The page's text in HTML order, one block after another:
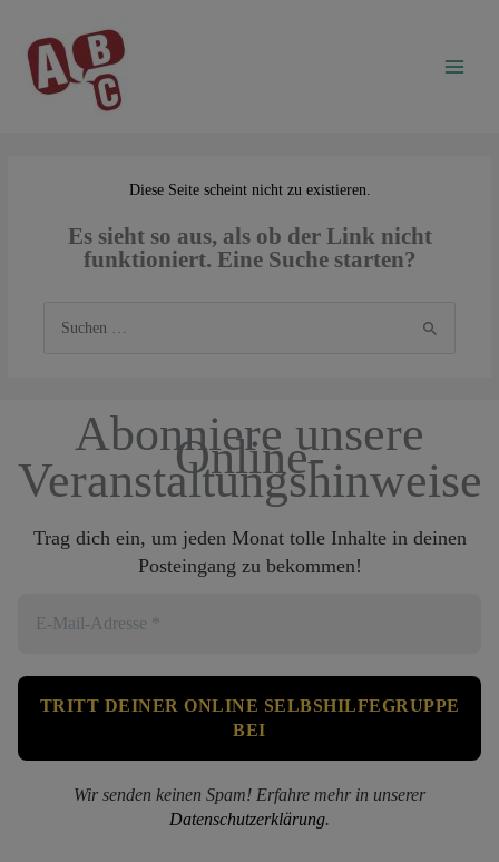
springen
Diese Seite scheint nicht zu existieren.
Es sieht so aus, als ob der Link nicht
funktioniert. Eine Suche starten?
Suchen
Abonniere unsere
Online-
Veranstaltungshinweise
Trag dich ein, um jeden Monat tolle Inhalte in deinen
Posteingang zu bekommen!
Wir senden keinen Spam! Erfahre mehr in unserer
Datenschutzerklärung.